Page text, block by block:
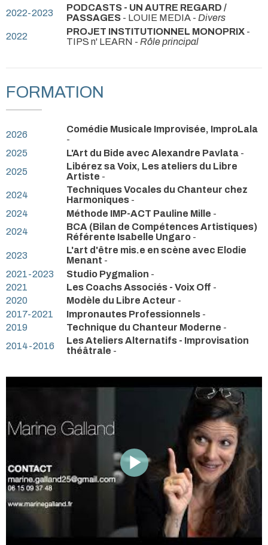
2022-2023
PODCASTS - UN AUTRE REGARD /
PASSAGES - LOUIE MEDIA - Divers
2022
PROJET INSTITUTIONNEL MONOPRIX -
TIPS n' LEARN - Rôle principal
FORMATION
2026
Comédie Musicale Improvisée, ImproLala
-
2025
L'Art du Bide avec Alexandre Pavlata -
2025
Libérez sa Voix, Les ateliers du Libre
Artiste -
2024
Techniques Vocales du Chanteur chez
Harmoniques -
2024
Méthode IMP-ACT Pauline Mille -
2024
BCA (Bilan de Compétences Artistiques)
Référente Isabelle Ungaro -
2023
L'art d'être mis.e en scène avec Elodie
Menant -
2021-2023
Studio Pygmalion -
2021
Les Coachs Associés - Voix Off -
2020
Modèle du Libre Acteur -
2017-2021
Impronautes Professionnels -
2019
Technique du Chanteur Moderne -
2014-2016
Les Ateliers Alternatifs - Improvisation
théâtrale -